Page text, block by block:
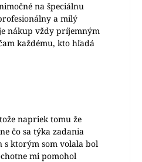
na špeciálnu
a milý
nákup vždy príjemným
každému, kto hľadá
napriek tomu že
čo sa týka zadania
s ktorým som volala bol
mi pomohol